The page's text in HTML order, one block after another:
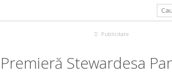
Publicitate
Premieră Stewardesa